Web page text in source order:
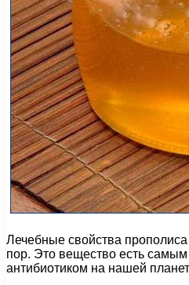
Лечебные свойства
пор. Это вещество есть
антибиотиком на нашей